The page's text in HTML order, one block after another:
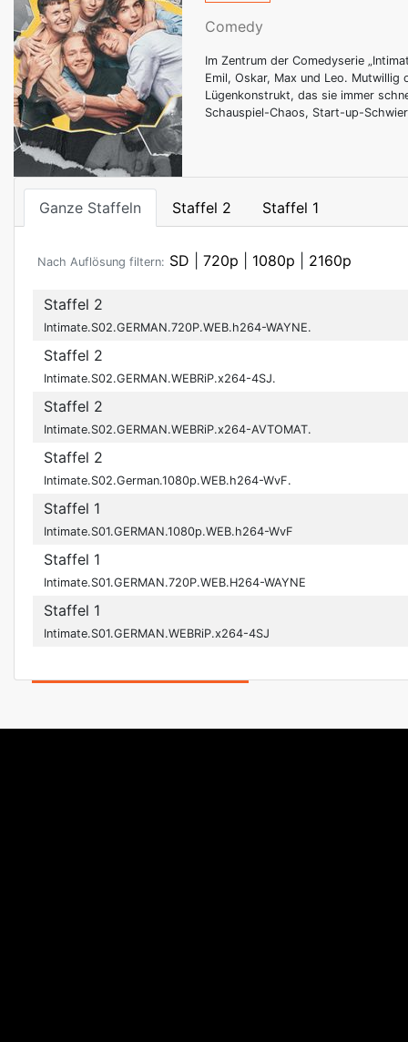
Comedy
Im Zentrum der Comedyserie
Emil, Oskar, Max und Leo.
Lügenkonstrukt, das sie immer
Schauspiel-Chaos, Start-up-
Ganze Staffeln Staffel 2 Staffel 1
Nach Auflösung filtern: SD 720p 1080p 2160p
Staffel 2
Intimate.S02.GERMAN.720P.WEB.h264-WAYNE.
Staffel 2
Intimate.S02.GERMAN.WEBRiP.x264-4SJ.
Staffel 2
Intimate.S02.GERMAN.WEBRiP.x264-AVTOMAT.
Staffel 2
Intimate.S02.German.1080p.WEB.h264-WvF.
Staffel 1
Intimate.S01.GERMAN.1080p.WEB.h264-WvF
Staffel 1
Intimate.S01.GERMAN.720P.WEB.H264-WAYNE
Staffel 1
Intimate.S01.GERMAN.WEBRiP.x264-4SJ